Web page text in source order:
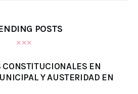
POSTS
CONSTITUCIONALES EN
Y AUSTERIDAD EN